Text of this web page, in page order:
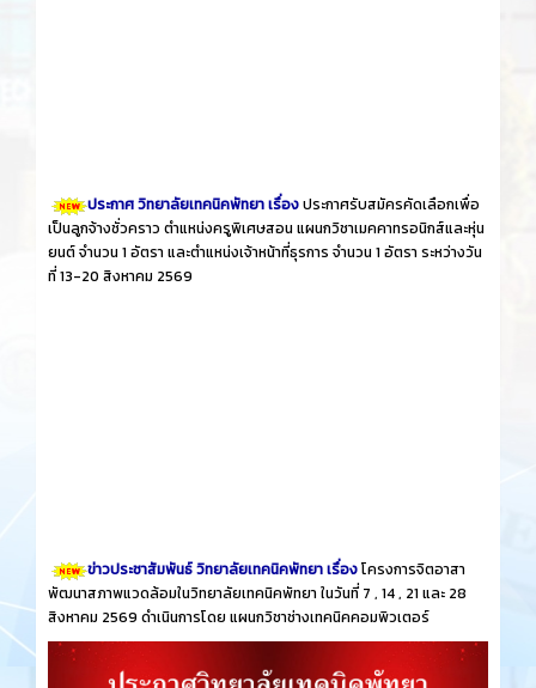
ประกาศ วิทยาลัยเทคนิคพัทยา เรื่องประกาศรับสมัครคัดเลือกเพื่อ
เป็นลูกจ้างชั่วคราว ตำแหน่งครูพิเศษสอน แผนกวิชาเมคคาทรอนิกส์และหุ่น
ยนต์ จำนวน 1 อัตรา และตำแหน่งเจ้าหน้าที่ธุรการ จำนวน 1 อัตรา ระหว่างวัน
ที่ 13-20 สิงหาคม 2569
ข่าวประชาสัมพันธ์ วิทยาลัยเทคนิคพัทยา เรื่องโครงการจิตอาสา
พัฒนาสภาพแวดล้อมในวิทยาลัยเทคนิคพัทยา ในวันที่ 7 , 14 , 21 และ 28
สิงหาคม 2569 ดำเนินการโดย แผนกวิชาช่างเทคนิคคอมพิวเตอร์